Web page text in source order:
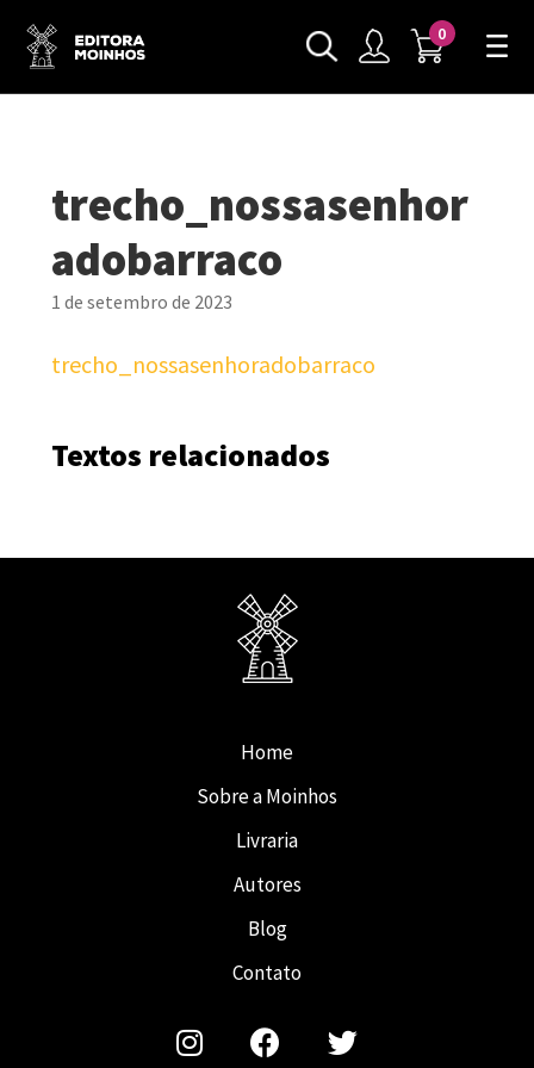
0
trecho_nossasenhor
adobarraco
1 de setembro de 2023
trecho_nossasenhoradobarraco
Textos relacionados
Home
Sobre a Moinhos
Livraria
Autores
Blog
Contato